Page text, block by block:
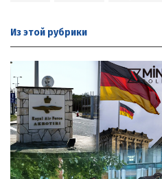
Из этой рубрики